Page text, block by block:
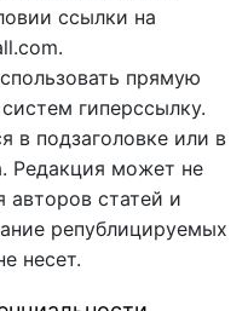
ссылки на
прямую
гиперссылку.
в подзаголовке или в
Редакция может не
авторов статей и
републицируемых
несет.